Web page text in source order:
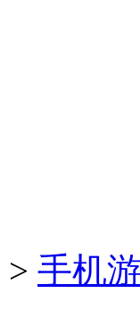
> 手机